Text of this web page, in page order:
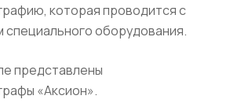
которая проводится с
специального оборудования.
представлены
«Аксион».